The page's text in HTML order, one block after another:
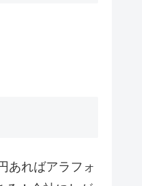
あればアラフォ